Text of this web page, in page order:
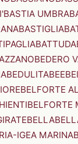
BASTIA UMBRA
BASTIGLIA
BATTUDA
BEDERO
BEDULITABEE
BELFORTE
BELFORTE
BELLA
IGEA MARINA